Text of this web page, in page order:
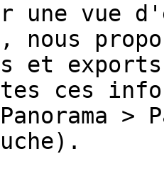
une vue
nous
et
ces
>